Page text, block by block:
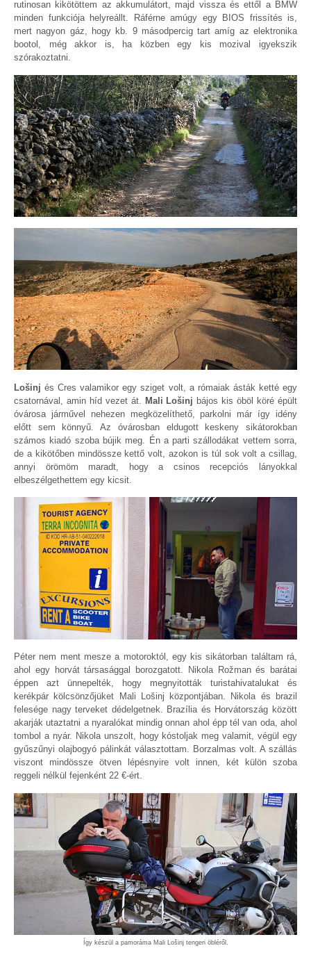
rutinosan kikötöttem az akkumulátort, majd vissza és ettől a BMW
minden funkciója helyreállt. Ráférne amúgy egy BIOS frissítés is,
mert nagyon gáz, hogy kb. 9 másodpercig tart amíg az elektronika
bootol, még akkor is, ha közben egy kis mozival igyekszik
szórakoztatni.
Lošinj és Cres valamikor egy sziget volt, a rómaiak ásták ketté egy
csatornával, amin híd vezet át.
Mali Lošinj bájos kis öböl köré épült
óvárosa járművel nehezen megközelíthető, parkolni már így idény
előtt sem könnyű. Az óvárosban eldugott keskeny sikátorokban
számos kiadó szoba bújik meg. Én a parti szállodákat vettem sorra,
de a kikötőben mindössze kettő volt, azokon is túl sok volt a csillag,
annyi örömöm maradt, hogy a csinos recepciós lányokkal
elbeszélgethettem egy kicsit.
Péter nem ment mesze a motoroktól, egy kis sikátorban találtam rá,
ahol egy horvát társasággal borozgatott. Nikola Rožman és barátai
éppen azt ünnepelték, hogy megnyitották turistahivatalukat és
kerékpár kölcsönzőjüket Mali Lošinj központjában. Nikola és brazil
felesége nagy terveket dédelgetnek. Brazília és Horvátország között
akarják utaztatni a nyaralókat mindig onnan ahol épp tél van oda, ahol
tombol a nyár. Nikola unszolt, hogy kóstoljak meg valamit, végül egy
gyűszűnyi olajbogyó pálinkát választottam. Borzalmas volt. A szállás
viszont mindössze ötven lépésnyire volt innen, két külön szoba
reggeli nélkül fejenként 22 €-ért.
Így készül a pamoráma Mali Lošinj tengeri öbléről.